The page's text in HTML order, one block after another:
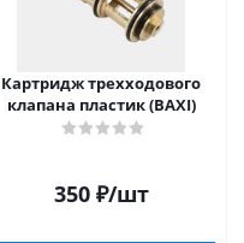
Картридж трехходового
клапана пластик (BAXI)
350₽/шт